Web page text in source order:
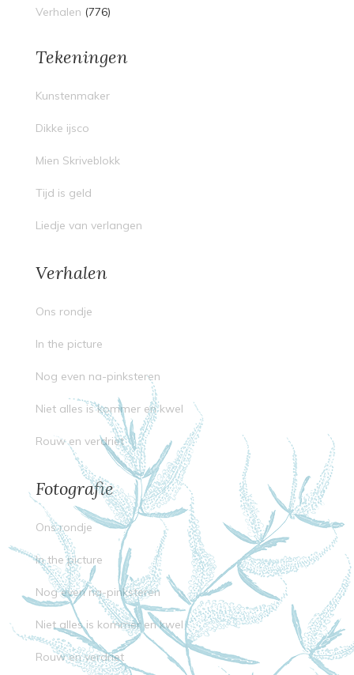
Verhalen (776)
Tekeningen
Kunstenmaker
Dikke ijsco
Mien Skriveblokk
Tijd is geld
Liedje van verlangen
Verhalen
Ons rondje
In the picture
Nog even na-pinksteren
Niet alles is kommer en kwel
Rouw en verdriet
Fotografie
Ons rondje
In the picture
Nog even na-pinksteren
Niet alles is kommer en kwel
Rouw en verdriet